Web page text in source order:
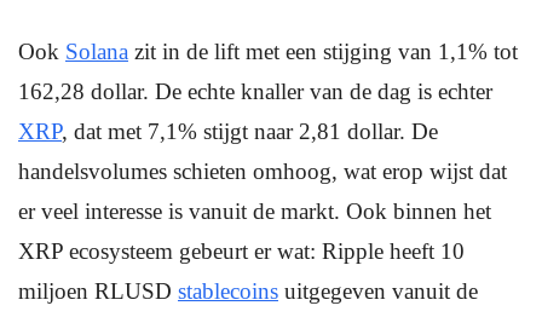
Ook Solana zit in de lift met een stijging van 1,1% tot
162,28 dollar. De echte knaller van de dag is echter
XRP, dat met 7,1% stijgt naar 2,81 dollar. De
handelsvolumes schieten omhoog, wat erop wijst dat
er veel interesse is vanuit de markt. Ook binnen het
XRP ecosysteem gebeurt er wat: Ripple heeft 10
miljoen RLUSD stablecoins uitgegeven vanuit de